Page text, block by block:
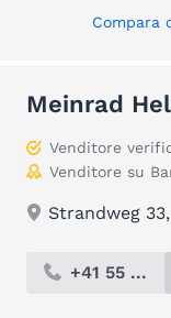
Compara
Meinrad
Venditore
Venditore su
Strandweg
+41 55 ...